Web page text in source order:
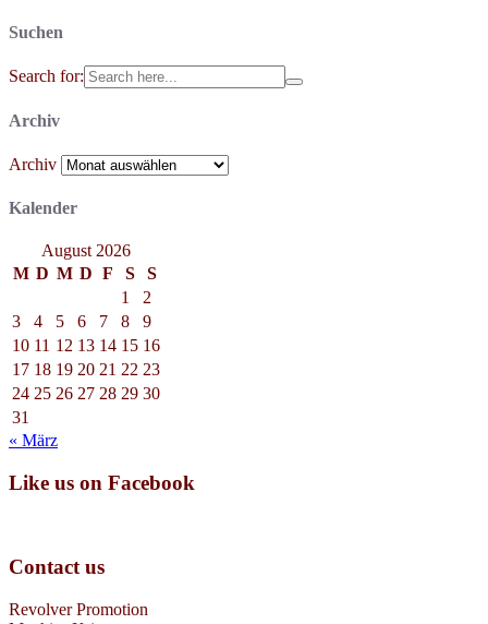
Suchen
Search for:
Archiv
Archiv
Kalender
August 2026
M D M D F S
S
1
2
3
4 5 6 7 8
9
10 11 12 13 14 15 16
17 18 19 20 21 22 23
24 25 26 27 28 29 30
31
« März
Like us on Facebook
Contact us
Revolver Promotion